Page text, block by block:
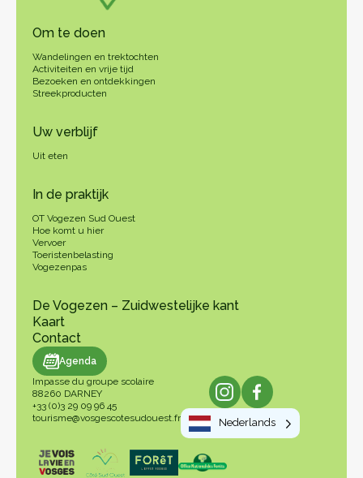
Om te doen
Wandelingen en trektochten
Activiteiten en vrije tijd
Bezoeken en ontdekkingen
Streekproducten
Uw verblijf
Uit eten
In de praktijk
OT Vogezen Sud Ouest
Hoe komt u hier
Vervoer
Toeristenbelasting
Vogezenpas
De Vogezen – Zuidwestelijke kant
Kaart
Contact
Agenda
Impasse du groupe scolaire
88260 DARNEY
+33 (0)3 29 09 96 45
tourisme@vosgescotesudouest.fr
Nederlands